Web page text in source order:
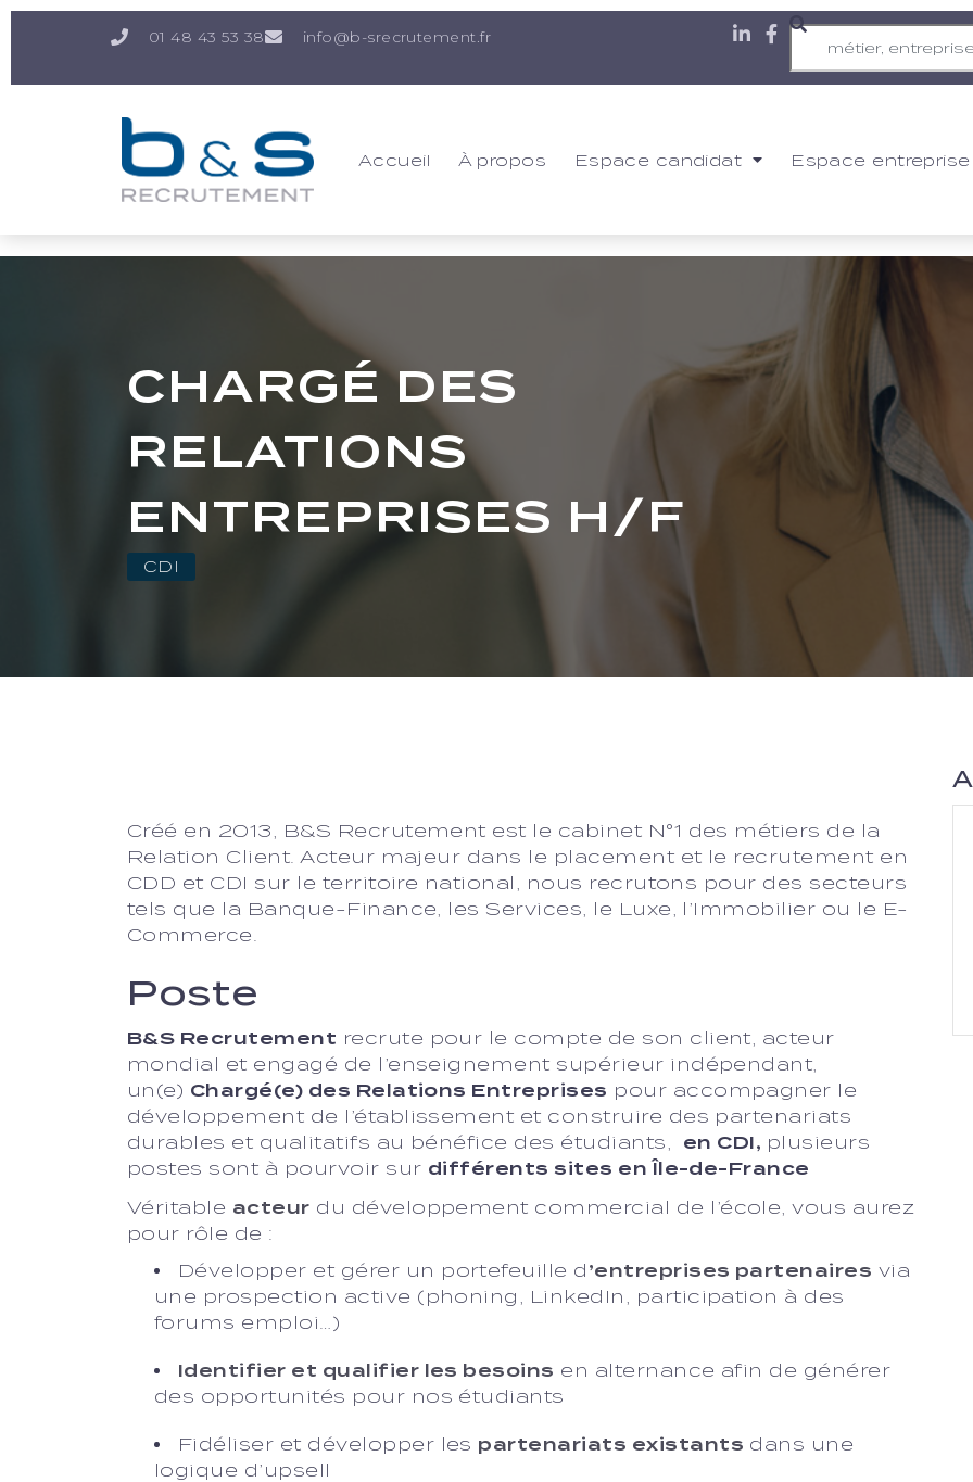
01 48 43 53 38 info@b-srecrutement.fr
Accueil À propos Espace candidat Espace entreprise
CHARGÉ DES
RELATIONS
ENTREPRISES H/F
CDI
Créé en 2013, B&S Recrutement est le cabinet N°1 des métiers de la
Relation Client. Acteur majeur dans le placement et le recrutement en
CDD et CDI sur le territoire national, nous recrutons pour des secteurs
tels que la Banque-Finance, les Services, le Luxe, l’Immobilier ou le E-
Commerce.
Poste
B&S Recrutement recrute pour le compte de son client, acteur
mondial et engagé de l’enseignement supérieur indépendant,
un(e) Chargé(e) des Relations Entreprises pour accompagner le
développement de l’établissement et construire des partenariats
durables et qualitatifs au bénéfice des étudiants, en CDI, p lusieurs
postes sont à pourvoir sur différents sites en Île-de-France
Véritable acteur du développement commercial de l’école, vous aurez
pour rôle de :
Développer et gérer un portefeuille d ’entreprises partenaires via
une prospection active (phoning, LinkedIn, participation à des
forums emploi…)
Identifier et qualifier les besoins en alternance afin de générer
des opportunités pour nos étudiants
Fidéliser et développer les partenariats existants dans une
logique d’upsell